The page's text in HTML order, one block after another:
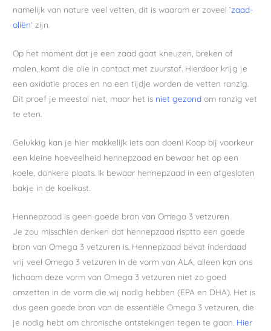
namelijk van nature veel vetten, dit is waarom er zoveel ‘zaad-
oliën‘ zijn.
Op het moment dat je een zaad gaat kneuzen, breken of
malen, komt die olie in contact met zuurstof. Hierdoor krijg je
een oxidatie proces en na een tijdje worden de vetten ranzig.
Dit proef je meestal niet, maar het is niet gezond om ranzig vet
te eten.
Gelukkig kan je hier makkelijk iets aan doen! Koop bij voorkeur
een kleine hoeveelheid hennepzaad en bewaar het op een
koele, donkere plaats. Ik bewaar hennepzaad in een afgesloten
bakje in de koelkast.
Hennepzaad is geen goede bron van Omega 3 vetzuren
Je zou misschien denken dat hennepzaad risotto een goede
bron van Omega 3 vetzuren is. Hennepzaad bevat inderdaad
vrij veel Omega 3 vetzuren in de vorm van ALA, alleen kan ons
lichaam deze vorm van Omega 3 vetzuren niet zo goed
omzetten in de vorm die wij nodig hebben (EPA en DHA). Het is
dus geen goede bron van de essentiële Omega 3 vetzuren, die
je nodig hebt om chronische ontstekingen tegen te gaan. Hier